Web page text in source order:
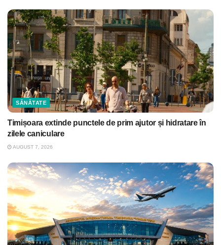
SĂNĂTATE
Timișoara extinde punctele de prim ajutor și hidratare în
zilele caniculare
AUGUST 7, 2026